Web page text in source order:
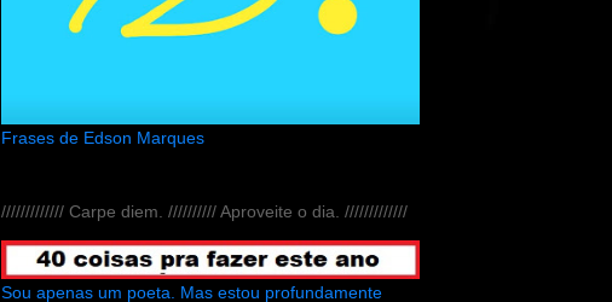
Frases de Edson Marques
///////////// Carpe diem. ////////// Aproveite o dia. /////////////
Sou apenas um poeta. Mas estou profundamente